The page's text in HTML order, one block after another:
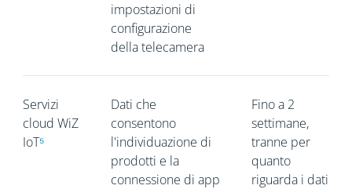
impostazioni di
configurazione
della telecamera
Servizi
cloud WiZ
IoT⁵
Dati che
consentono
l'individuazione di
prodotti e la
connessione di app
Fino a 2
settimane,
tranne per
quanto
riguarda i dati